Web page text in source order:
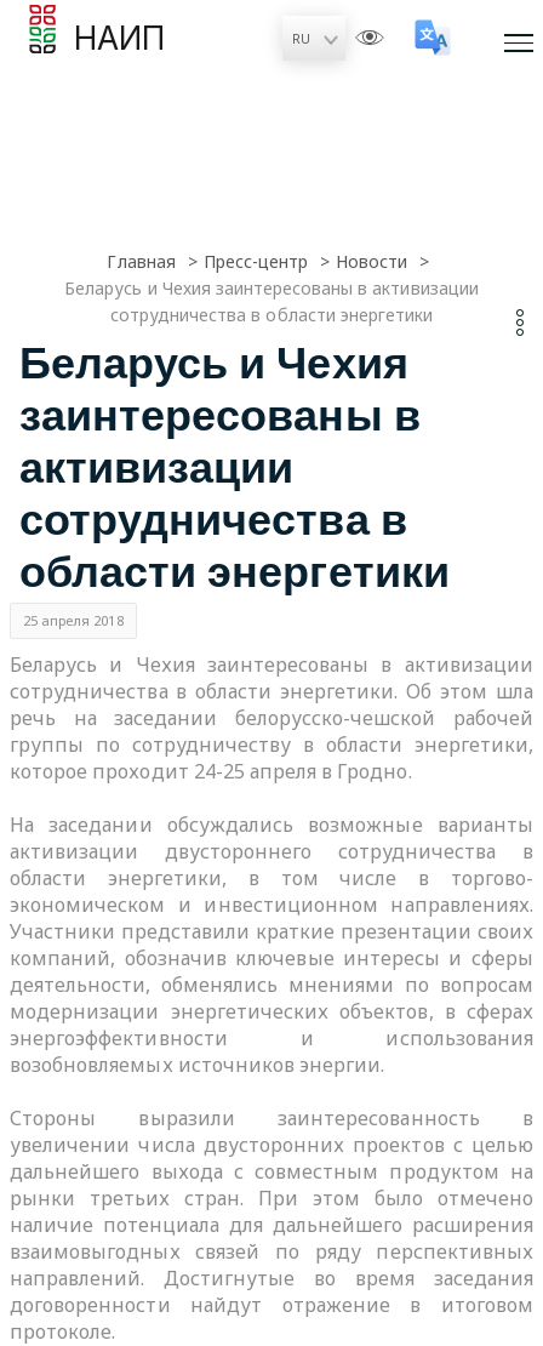
НАИП
Главная Пресс-центр
Новости
Беларусь и Чехия заинтересованы в активизации
сотрудничества в области энергетики
Беларусь и Чехия
заинтересованы в
активизации
сотрудничества в
области энергетики
25 апреля 2018
Беларусь и Чехия заинтересованы в активизации
сотрудничества в области энергетики. Об этом шла
речь на заседании белорусско-чешской рабочей
группы по сотрудничеству в области энергетики,
которое проходит 24-25 апреля в Гродно.
На заседании обсуждались возможные варианты
активизации двустороннего сотрудничества в
области энергетики, в том числе в торгово-
экономическом и инвестиционном направлениях.
Участники представили краткие презентации своих
компаний, обозначив ключевые интересы и сферы
деятельности, обменялись мнениями по вопросам
модернизации энергетических объектов, в сферах
энергоэффективности и использования
возобновляемых источников энергии.
Стороны выразили заинтересованность в
увеличении числа двусторонних проектов с целью
дальнейшего выхода с совместным продуктом на
рынки третьих стран. При этом было отмечено
наличие потенциала для дальнейшего расширения
взаимовыгодных связей по ряду перспективных
направлений. Достигнутые во время заседания
договоренности найдут отражение в итоговом
протоколе.